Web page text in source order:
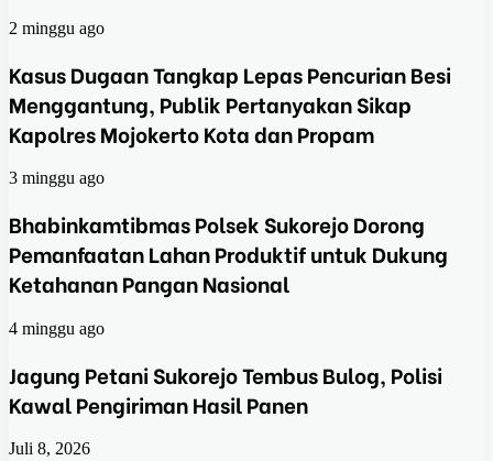
2 minggu ago
Kasus Dugaan Tangkap Lepas Pencurian Besi
Menggantung, Publik Pertanyakan Sikap
Kapolres Mojokerto Kota dan Propam
3 minggu ago
Bhabinkamtibmas Polsek Sukorejo Dorong
Pemanfaatan Lahan Produktif untuk Dukung
Ketahanan Pangan Nasional
4 minggu ago
Jagung Petani Sukorejo Tembus Bulog, Polisi
Kawal Pengiriman Hasil Panen
Juli 8, 2026